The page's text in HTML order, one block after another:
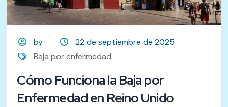
by
22 de septiembre de 2025
Baja por enfermedad
Cómo Funciona la Baja por
Enfermedad en Reino Unido